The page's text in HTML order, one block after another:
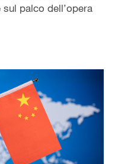
palco dell’opera